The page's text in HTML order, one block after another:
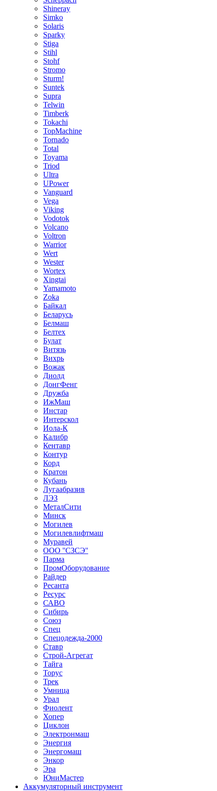
Shineray
Simko
Solaris
Sparky
Stiga
Stihl
Stohf
Stromo
Sturm!
Suntek
Supra
Telwin
Timberk
Tokachi
TopMachine
Tornado
Total
Toyama
Triod
Ultra
UPower
Vanguard
Vega
Viking
Vodotok
Volcano
Voltron
Warrior
Wert
Wester
Wortex
Xingtai
Yamamoto
Zoka
Байкал
Беларусь
Белмаш
Белтех
Булат
Витязь
Вихрь
Вожак
Диолд
ДонгФенг
Дружба
ИжМаш
Инстар
Интерскол
Иола-К
Калибр
Кентавр
Контур
Корд
Кратон
Кубань
Лугаабразив
ЛЭЗ
МеталСити
Минск
Могилев
Могилевлифтмаш
Муравей
ООО ''СЗСЭ''
Парма
ПромОборудование
Райдер
Ресанта
Ресурс
САВО
Сибирь
Союз
Спец
Спецодежда-2000
Ставр
Строй-Агрегат
Тайга
Торус
Трек
Умница
Урал
Фиолент
Хопер
Циклон
Электронмаш
Энергия
Энергомаш
Энкор
Эра
ЮниМастер
Аккумуляторный инструмент